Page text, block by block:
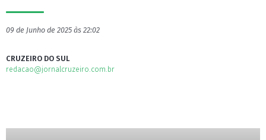
09 de Junho de 2025 às 22:02
CRUZEIRO DO SUL
redacao@jornalcruzeiro.com.br